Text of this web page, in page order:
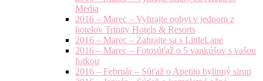
Media
2016 – Marec – Vyhrajte pobyt v jednom z
hotelov Trinity Hotels & Resorts
2016 – Marec – Zahrajte sa s LittleLane
2016 – Marec – Fotosúťaž o 5 vankúšov s vašou
fotkou
2016 – Február – Súťaž o Apetito bylinný sirup